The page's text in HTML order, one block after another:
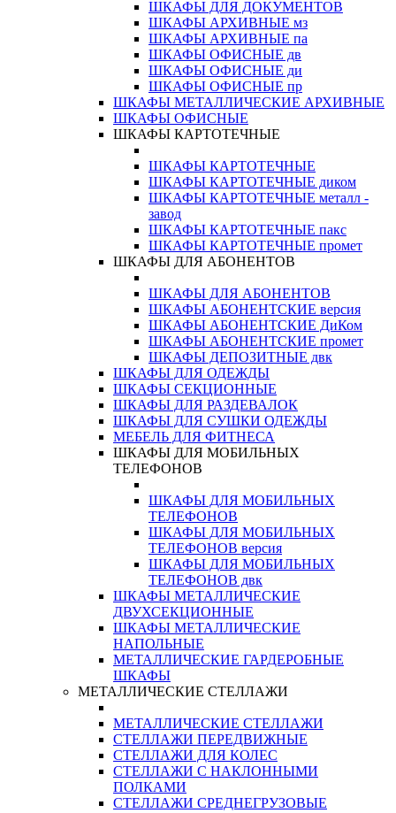
ШКАФЫ ДЛЯ ДОКУМЕНТОВ
ШКАФЫ АРХИВНЫЕ мз
ШКАФЫ АРХИВНЫЕ па
ШКАФЫ ОФИСНЫЕ дв
ШКАФЫ ОФИСНЫЕ ди
ШКАФЫ ОФИСНЫЕ пр
ШКАФЫ МЕТАЛЛИЧЕСКИЕ АРХИВНЫЕ
ШКАФЫ ОФИСНЫЕ
ШКАФЫ КАРТОТЕЧНЫЕ
ШКАФЫ КАРТОТЕЧНЫЕ
ШКАФЫ КАРТОТЕЧНЫЕ диком
ШКАФЫ КАРТОТЕЧНЫЕ металл -
завод
ШКАФЫ КАРТОТЕЧНЫЕ пакс
ШКАФЫ КАРТОТЕЧНЫЕ промет
ШКАФЫ ДЛЯ АБОНЕНТОВ
ШКАФЫ ДЛЯ АБОНЕНТОВ
ШКАФЫ АБОНЕНТСКИЕ версия
ШКАФЫ АБОНЕНТСКИЕ ДиКом
ШКАФЫ АБОНЕНТСКИЕ промет
ШКАФЫ ДЕПОЗИТНЫЕ двк
ШКАФЫ ДЛЯ ОДЕЖДЫ
ШКАФЫ СЕКЦИОННЫЕ
ШКАФЫ ДЛЯ РАЗДЕВАЛОК
ШКАФЫ ДЛЯ СУШКИ ОДЕЖДЫ
МЕБЕЛЬ ДЛЯ ФИТНЕСА
ШКАФЫ ДЛЯ МОБИЛЬНЫХ
ТЕЛЕФОНОВ
ШКАФЫ ДЛЯ МОБИЛЬНЫХ
ТЕЛЕФОНОВ
ШКАФЫ ДЛЯ МОБИЛЬНЫХ
ТЕЛЕФОНОВ версия
ШКАФЫ ДЛЯ МОБИЛЬНЫХ
ТЕЛЕФОНОВ двк
ШКАФЫ МЕТАЛЛИЧЕСКИЕ
ДВУХСЕКЦИОННЫЕ
ШКАФЫ МЕТАЛЛИЧЕСКИЕ
НАПОЛЬНЫЕ
МЕТАЛЛИЧЕСКИЕ ГАРДЕРОБНЫЕ
ШКАФЫ
МЕТАЛЛИЧЕСКИЕ СТЕЛЛАЖИ
МЕТАЛЛИЧЕСКИЕ СТЕЛЛАЖИ
СТЕЛЛАЖИ ПЕРЕДВИЖНЫЕ
СТЕЛЛАЖИ ДЛЯ КОЛЕС
СТЕЛЛАЖИ С НАКЛОННЫМИ
ПОЛКАМИ
СТЕЛЛАЖИ СРЕДНЕГРУЗОВЫЕ